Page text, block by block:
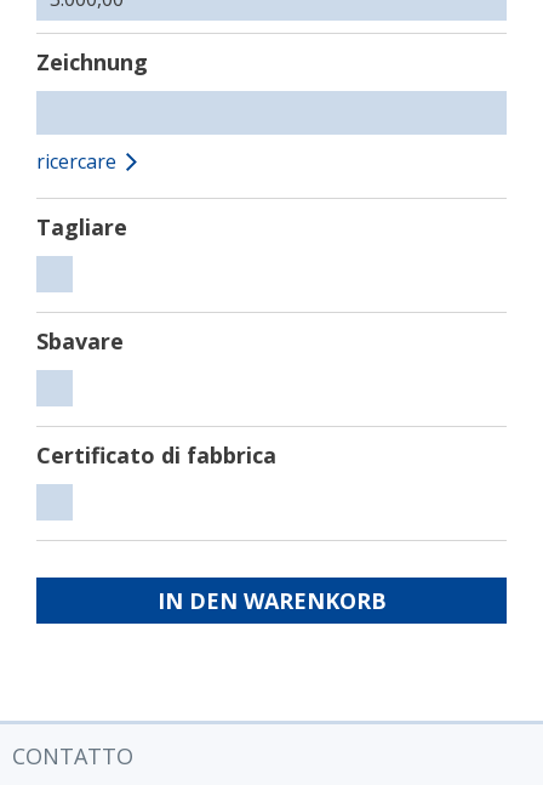
Zeichnung
ricercare
Tagliare
Sbavare
Certificato di fabbrica
di
fabbrica
IN DEN WARENKORB
CONTATTO